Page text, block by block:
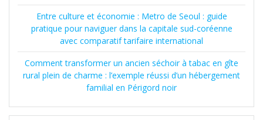
Entre culture et économie : Metro de Seoul : guide
pratique pour naviguer dans la capitale sud-coréenne
avec comparatif tarifaire international
Comment transformer un ancien séchoir à tabac en gîte
rural plein de charme : l’exemple réussi d’un hébergement
familial en Périgord noir